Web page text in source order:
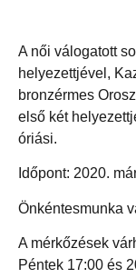
A női válogatott
helyezettjével,
bronzérmes
első két
óriási.
Időpont: 2020.
Önkéntesmunka
A mérkőzések
Péntek 17:00 és